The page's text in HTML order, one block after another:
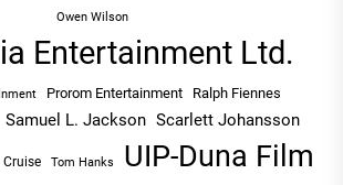
Owen Wilson
Entertainment Ltd.
Prorom Entertainment Ralph Fiennes
Samuel L. Jackson Scarlett Johansson
Cruise Tom Hanks UIP-Duna Film